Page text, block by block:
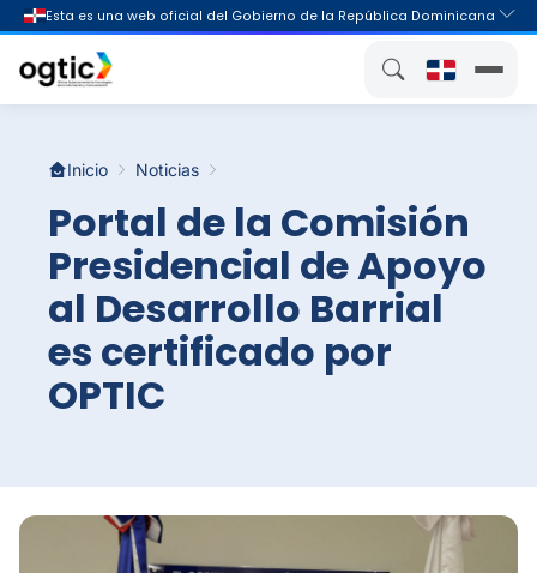
Inicio Noticias
Portal de la Comisión
Presidencial de Apoyo
al Desarrollo Barrial
es certificado por
OPTIC